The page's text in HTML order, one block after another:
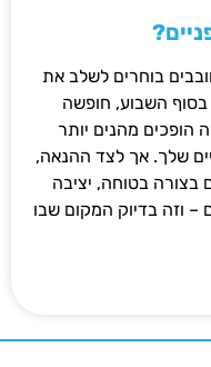
בוחרים לשלב את
בסוף השבוע, חופשה
הופכים מהנים יותר
שלך. אך לצד ההנאה,
בצורה בטוחה, יציבה
– וזה בדיוק המקום שבו